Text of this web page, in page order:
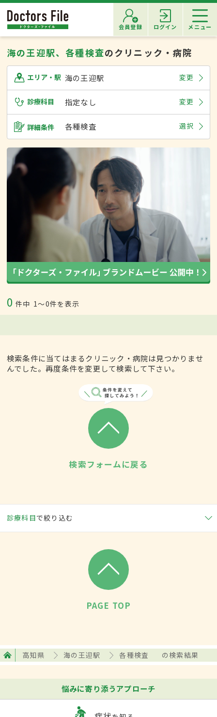
会員登録 ログイン メニュー
海の王迎駅、各種検査のクリニック・病院
エリア・駅 海の王迎駅 変更
診療科目 指定なし 変更
詳細条件 各種検査 選択
0 件中 1〜0件を表示
検索条件に当てはまるクリニック・病院は見つかりませ
んでした。再度条件を変更して検索して下さい。
検索フォームに戻る
診療科目で絞り込む
PAGE TOP
高知県 海の王迎駅 各種検査 の検索結果
悩みに寄り添うアプローチ